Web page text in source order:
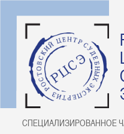
СПЕЦИАЛИЗИРОВАННОЕ